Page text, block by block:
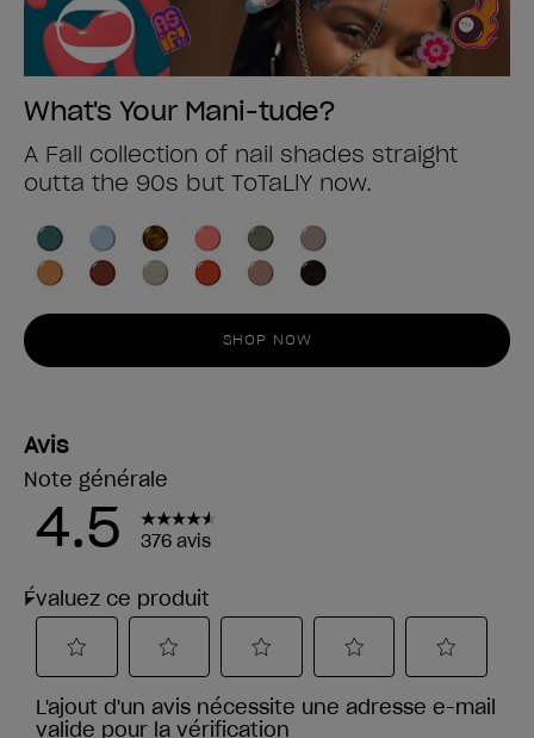
What's Your Mani-tude?
A Fall collection of nail shades straight
outta the 90s but ToTaLlY now.
SHOP NOW